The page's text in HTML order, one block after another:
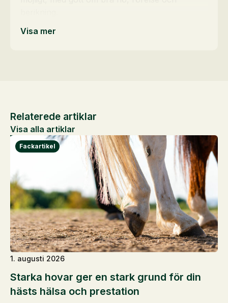
Visa mer
Relaterede artiklar
Visa alla artiklar
Starka hovar ger en stark grund för din
hästs hälsa och prestation
1. augusti 2026